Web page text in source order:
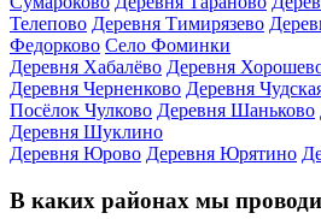
Телепово Деревня Тимирязево
Федорково Село Фоминки
Деревня Хабалёво Деревня
Деревня Черненково Деревня
Посёлок Чулково Деревня Шаньково
Деревня Шуклино
Деревня Юрово Деревня Юрятино
В каких районах мы